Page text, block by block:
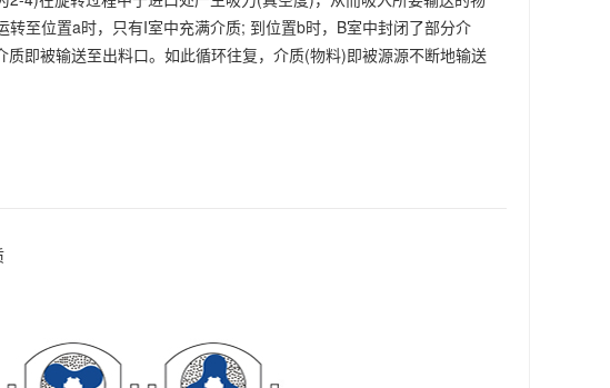
至位置a时，只有I室中充满介质; 到位置b时，B室中封闭了部分介
即被输送至出料口。如此循环往复，介质(物料)即被源源不断地输送